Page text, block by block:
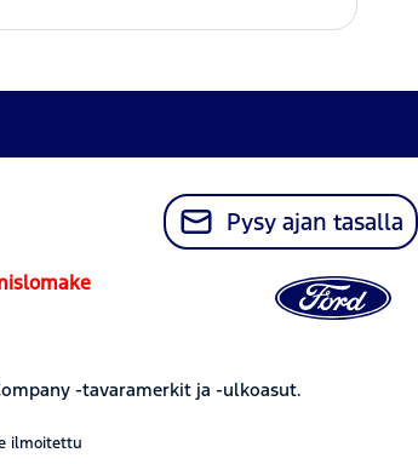
Pysy ajan tasalla
-tavaramerkit ja -ulkoasut.
ilmoitettu